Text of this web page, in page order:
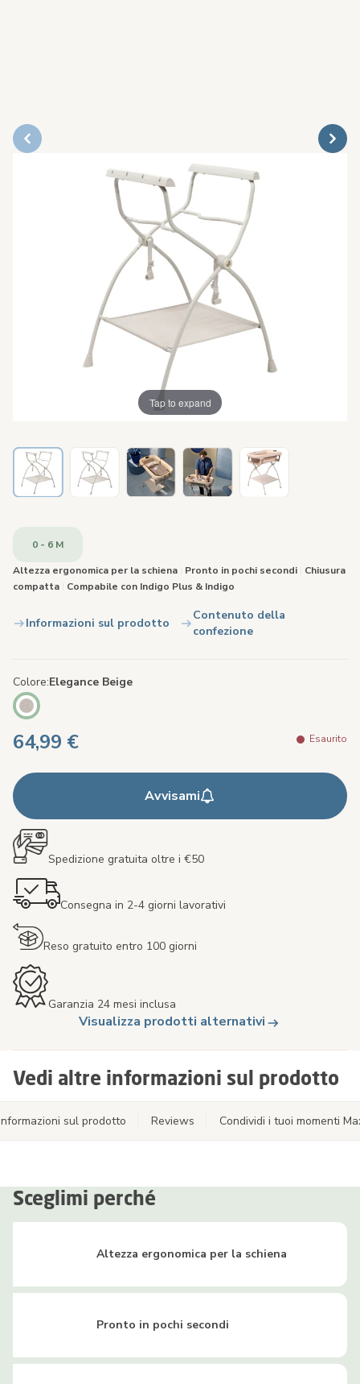
Tap to expand
0 - 6 M
Altezza ergonomica per la schiena
Pronto in pochi secondi
Chiusura
compatta
Compabile con Indigo Plus & Indigo
Informazioni sul prodotto
Contenuto della
confezione
Colore Elegance Beige
64,99 € Esaurito
Avvisami
Spedizione gratuita oltre i €50
Consegna in 2-4 giorni lavorativi
Reso gratuito entro 100 giorni
Garanzia 24 mesi inclusa
Visualizza prodotti alternativi
Vedi altre informazioni sul prodotto
sul prodotto Reviews Condividi i tuoi momenti
Sceglimi perché
Altezza ergonomica per la schiena
Pronto in pochi secondi